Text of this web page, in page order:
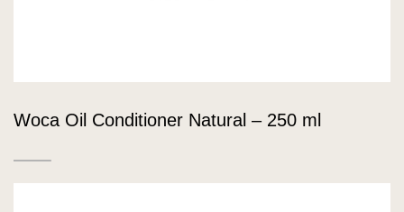
Woca Oil Conditioner Natural – 250 ml